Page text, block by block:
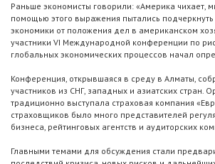
Раньше экономисты говорили: «Америка чихает,
помощью этого выражения пытались
экономики от положения дел в американском
участники VI Международной конференции по
глобальных экономических процессов начал
Конференция, открывшаяся в среду в Алматы,
участников из СНГ, западных и азиатских стран.
традиционно выступала страховая компания
страховщиков было много представителей
бизнеса, рейтинговых агентств и аудиторских
Главными темами для обсуждения стали